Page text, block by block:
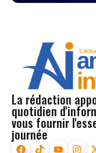
La rédaction
quotidien
vous fournir
journée